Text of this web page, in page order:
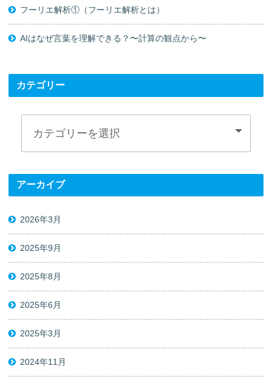
フーリエ解析①（フーリエ解析とは）
AIはなぜ言葉を理解できる？〜計算の観点から〜
カテゴリー
アーカイブ
2026年3月
2025年9月
2025年8月
2025年6月
2025年3月
2024年11月